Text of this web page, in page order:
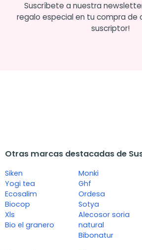
Suscríbete a nuestra
regalo especial en tu compra de
suscriptor!
Otras marcas destacadas de
Siken
Yogi tea
Ecosalim
Biocop
Xls
Bio el granero
Monki
Ghf
Ordesa
Sotya
Alecosor soria
natural
Bibonatur